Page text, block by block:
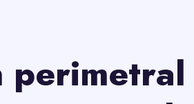
perimetral